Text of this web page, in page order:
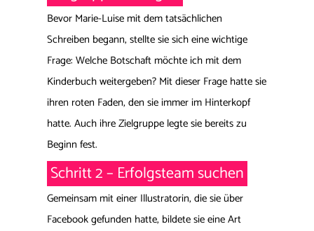
Bevor Marie-Luise mit dem tatsächlichen
Schreiben begann, stellte sie sich eine wichtige
Frage: Welche Botschaft möchte ich mit dem
Kinderbuch weitergeben? Mit dieser Frage hatte sie
ihren roten Faden, den sie immer im Hinterkopf
hatte. Auch ihre Zielgruppe legte sie bereits zu
Beginn fest.
Schritt 2 – Erfolgsteam suchen
Gemeinsam mit einer Illustratorin, die sie über
Facebook gefunden hatte, bildete sie eine Art